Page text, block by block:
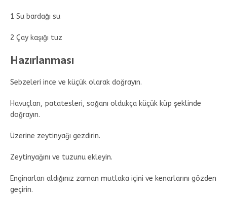
1 Su bardağı su
2 Çay kaşığı tuz
Hazırlanması
Sebzeleri ince ve küçük olarak doğrayın.
Havuçları, patatesleri, soğanı oldukça küçük küp şeklinde
doğrayın.
Üzerine zeytinyağı gezdirin.
Zeytinyağını ve tuzunu ekleyin.
Enginarları aldığınız zaman mutlaka içini ve kenarlarını gözden
geçirin.